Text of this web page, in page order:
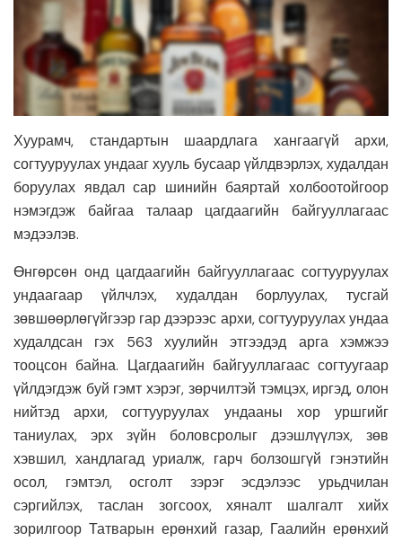
Хуурамч, стандартын шаардлага хангаагүй архи,
согтууруулах ундааг хууль бусаар үйлдвэрлэх, худалдан
боруулах явдал сар шинийн баяртай холбоотойгоор
нэмэгдэж байгаа талаар цагдаагийн байгууллагаас
мэдээлэв.
Өнгөрсөн онд цагдаагийн байгууллагаас согтууруулах
ундаагаар үйлчлэх, худалдан борлуулах, тусгай
зөвшөөрлөгүйгээр гар дээрээс архи, согтууруулах ундаа
худалдсан гэх 563 хуулийн этгээдэд арга хэмжээ
тооцсон байна. Цагдаагийн байгууллагаас согтуугаар
үйлдэгдэж буй гэмт хэрэг, зөрчилтэй тэмцэх, иргэд, олон
нийтэд архи, согтууруулах ундааны хор уршгийг
таниулах, эрх зүйн боловсролыг дээшлүүлэх, зөв
хэвшил, хандлагад уриалж, гарч болзошгүй гэнэтийн
осол, гэмтэл, осголт зэрэг эсдэлээс урьдчилан
сэргийлэх, таслан зогсоох, хяналт шалгалт хийх
зорилгоор Татварын ерөнхий газар, Гаалийн ерөнхий